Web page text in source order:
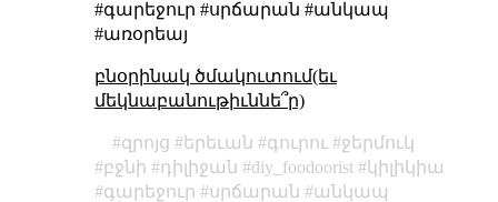
#գարեջուր #սրճարան #անկապ
#առօրեայ
բնօրինակ ծմակուտում(եւ
մեկնաբանութիւննե՞ր)
զրոյց երեւան գուրու
ջերմուկ
բջնի
դիլիջան diy_foodoorist
կիլիկիա
գարեջուր
սրճարան
անկապ